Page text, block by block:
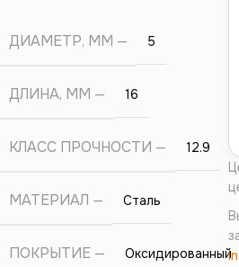
ДИАМЕТР, ММ 5
ДЛИНА, ММ 16
КЛАСС ПРОЧНОСТИ 12.9
МАТЕРИАЛ Сталь
ПОКРЫТИЕ Оксидированный